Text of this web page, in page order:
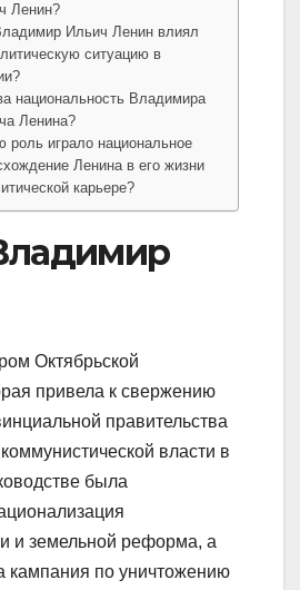
Ленин?
Ильич Ленин влиял
ситуацию в
национальность Владимира
Ленина?
роль играло национальное
Ленина в его жизни
карьере?
Октябрьской
привела к свержению
правительства
власти в
была
и земельной реформа, а
кампания по уничтожению